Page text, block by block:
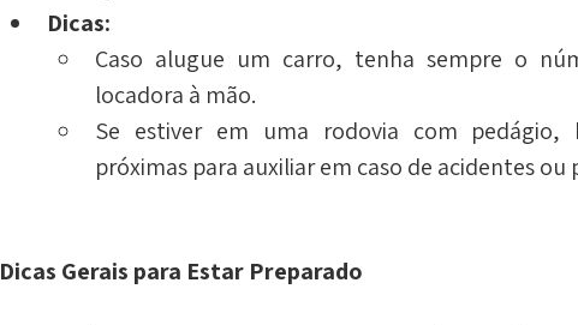
Dicas:
Caso alugue um carro, tenha sempre o
locadora à mão.
Se estiver em uma rodovia com pedágio,
próximas para auxiliar em caso de acidentes ou
Dicas Gerais para Estar Preparado